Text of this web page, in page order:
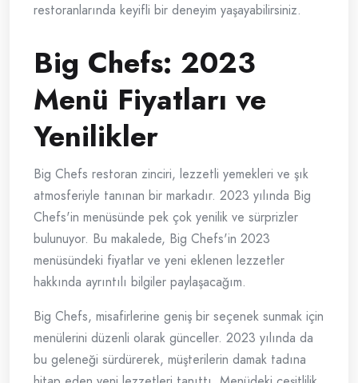
restoranlarında keyifli bir deneyim yaşayabilirsiniz.
Big Chefs: 2023
Menü Fiyatları ve
Yenilikler
Big Chefs restoran zinciri, lezzetli yemekleri ve şık
atmosferiyle tanınan bir markadır. 2023 yılında Big
Chefs'in menüsünde pek çok yenilik ve sürprizler
bulunuyor. Bu makalede, Big Chefs'in 2023
menüsündeki fiyatlar ve yeni eklenen lezzetler
hakkında ayrıntılı bilgiler paylaşacağım.
Big Chefs, misafirlerine geniş bir seçenek sunmak için
menülerini düzenli olarak günceller. 2023 yılında da
bu geleneği sürdürerek, müşterilerin damak tadına